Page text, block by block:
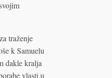
traženje
k Samuelu
dakle kralja
vlasti u